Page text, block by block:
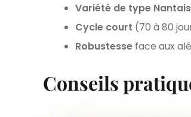
Variété de type
Cycle court (70 à 80
Robustesse face aux
Conseils